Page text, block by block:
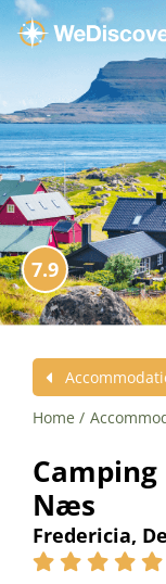
7.9
Home
Næs
Fredericia,